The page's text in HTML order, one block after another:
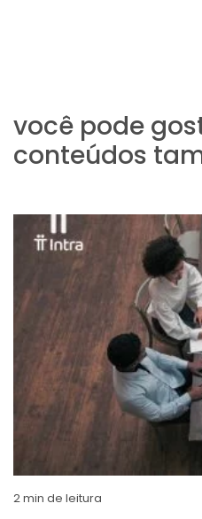
você pode
conteúdos
2min de leitura